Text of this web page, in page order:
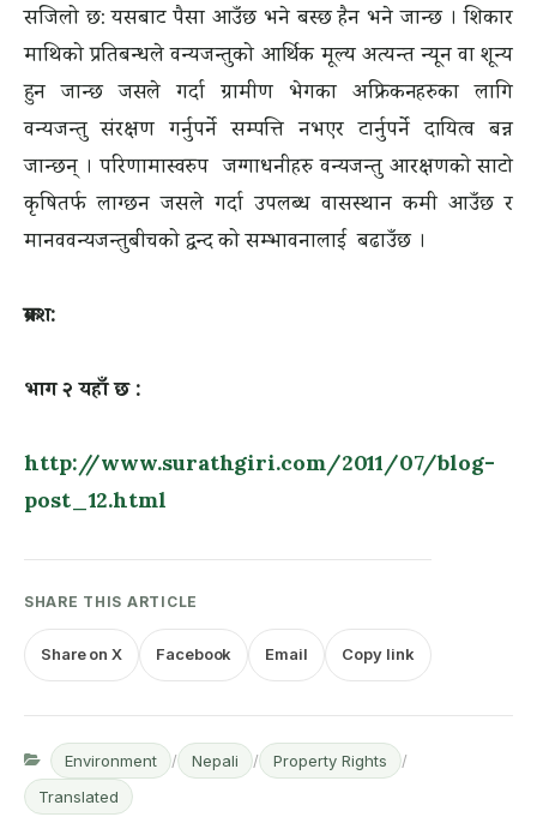
सजिलो छ: यसबाट पैसा आउँछ भने बस्छ हैन भने जान्छ । शिकार
माथिको प्रतिबन्धले वन्यजन्तुको आर्थिक मूल्य अत्यन्त न्यून वा शून्य
हुन जान्छ जसले गर्दा ग्रामीण भेगका अफ्रिकनहरुका लागि
वन्यजन्तु संरक्षण गर्नुपर्ने सम्पत्ति नभएर टार्नुपर्ने दायित्व बन्न
जान्छन् । परिणामास्वरुप जग्गाधनीहरु वन्यजन्तु आरक्षणको साटो
कृषितर्फ लाग्छन जसले गर्दा उपलब्ध वासस्थान कमी आउँछ र
मानववन्यजन्तुबीचको द्वन्द को सम्भावनालाई बढाउँछ ।
क्रमश:
भाग २ यहाँ छ :
http://www.surathgiri.com/2011/07/blog-
post_12.html
Share on X Facebook Email Copy link
Environment / Nepali / Property Rights
/
Translated